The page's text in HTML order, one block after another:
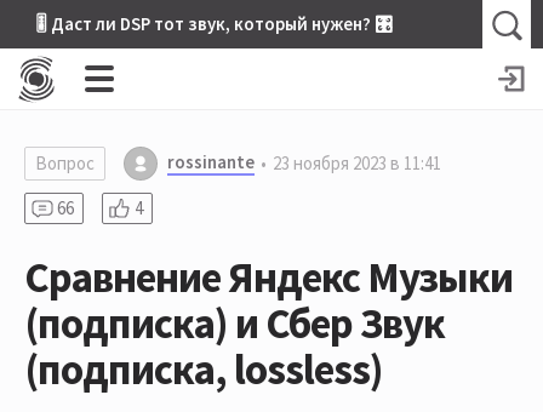
🎚 Даст ли DSP тот звук, который нужен? 🎛
Вопрос rossinante
23 ноября 2023 в 11:41
66
4
Сравнение Яндекс Музыки
(подписка) и Сбер Звук
(подписка, lossless)